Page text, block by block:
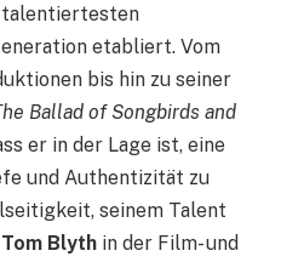
talentiertesten
etabliert. Vom
bis hin zu seiner
Ballad of Songbirds and
er in der Lage ist, eine
und Authentizität zu
seinem Talent
Tom Blyth in der Film- und